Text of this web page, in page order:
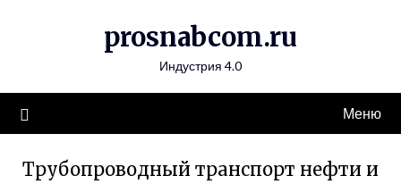
prosnabcom.ru
Индустрия 4.0
Меню
Трубопроводный транспорт нефти и